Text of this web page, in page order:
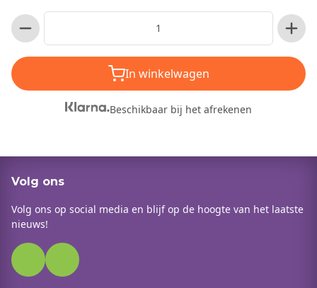
In winkelwagen
Beschikbaar bij het afrekenen
Volg ons
Volg ons op social media en blijf op de hoogte van het laatste
nieuws!